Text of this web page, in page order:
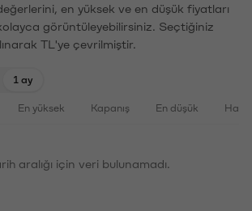
en yüksek ve en düşük fiyatları
görüntüleyebilirsiniz. Seçtiğiniz
TL'ye çevrilmiştir.
1 ay
En yüksek Kapanış En düşük
aralığı için veri bulunamadı.